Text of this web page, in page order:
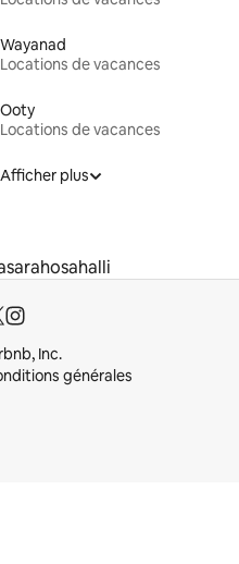
Wayanad
Locations de vacances
Ooty
Locations de vacances
Afficher plus
Inc.
générales